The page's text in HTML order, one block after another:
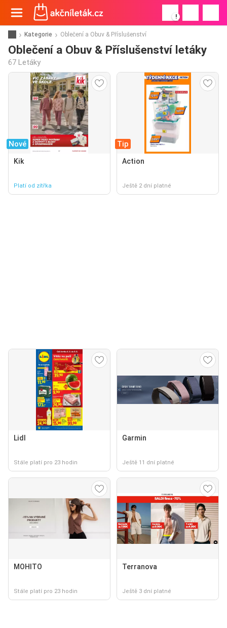
!
Kategorie Oblečení a Obuv & Příslušenství
Oblečení a Obuv & Příslušenství letáky
67 Letáky
Nové
Kik
Platí od zítřka
Tip
Action
Ještě 2 dní platné
Lidl
Stále platí pro 23 hodin
Garmin
Ještě 11 dní platné
MOHITO
Stále platí pro 23 hodin
Terranova
Ještě 3 dní platné